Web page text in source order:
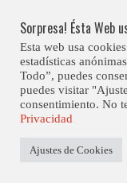
content
Posts
Sorpresa! Ésta Web
Esta web usa
estadísticas
Todo”, puedes
puedes visitar
consentimiento. No
Privacidad
Ajustes de Cookies